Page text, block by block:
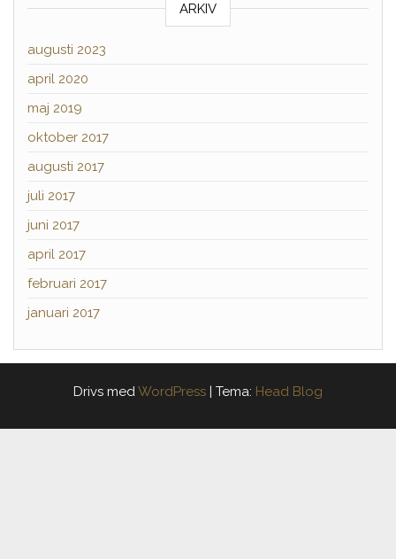
ARKIV
augusti 2023
april 2020
maj 2019
oktober 2017
augusti 2017
juli 2017
juni 2017
april 2017
februari 2017
januari 2017
Drivs medWordPress | Tema: Head Blog